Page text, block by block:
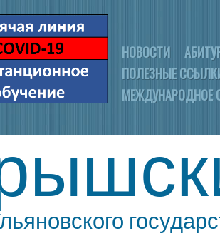
НОВОСТИ
ПОЛЕЗНЫЕ
МЕЖДУНАРОДНОЕ